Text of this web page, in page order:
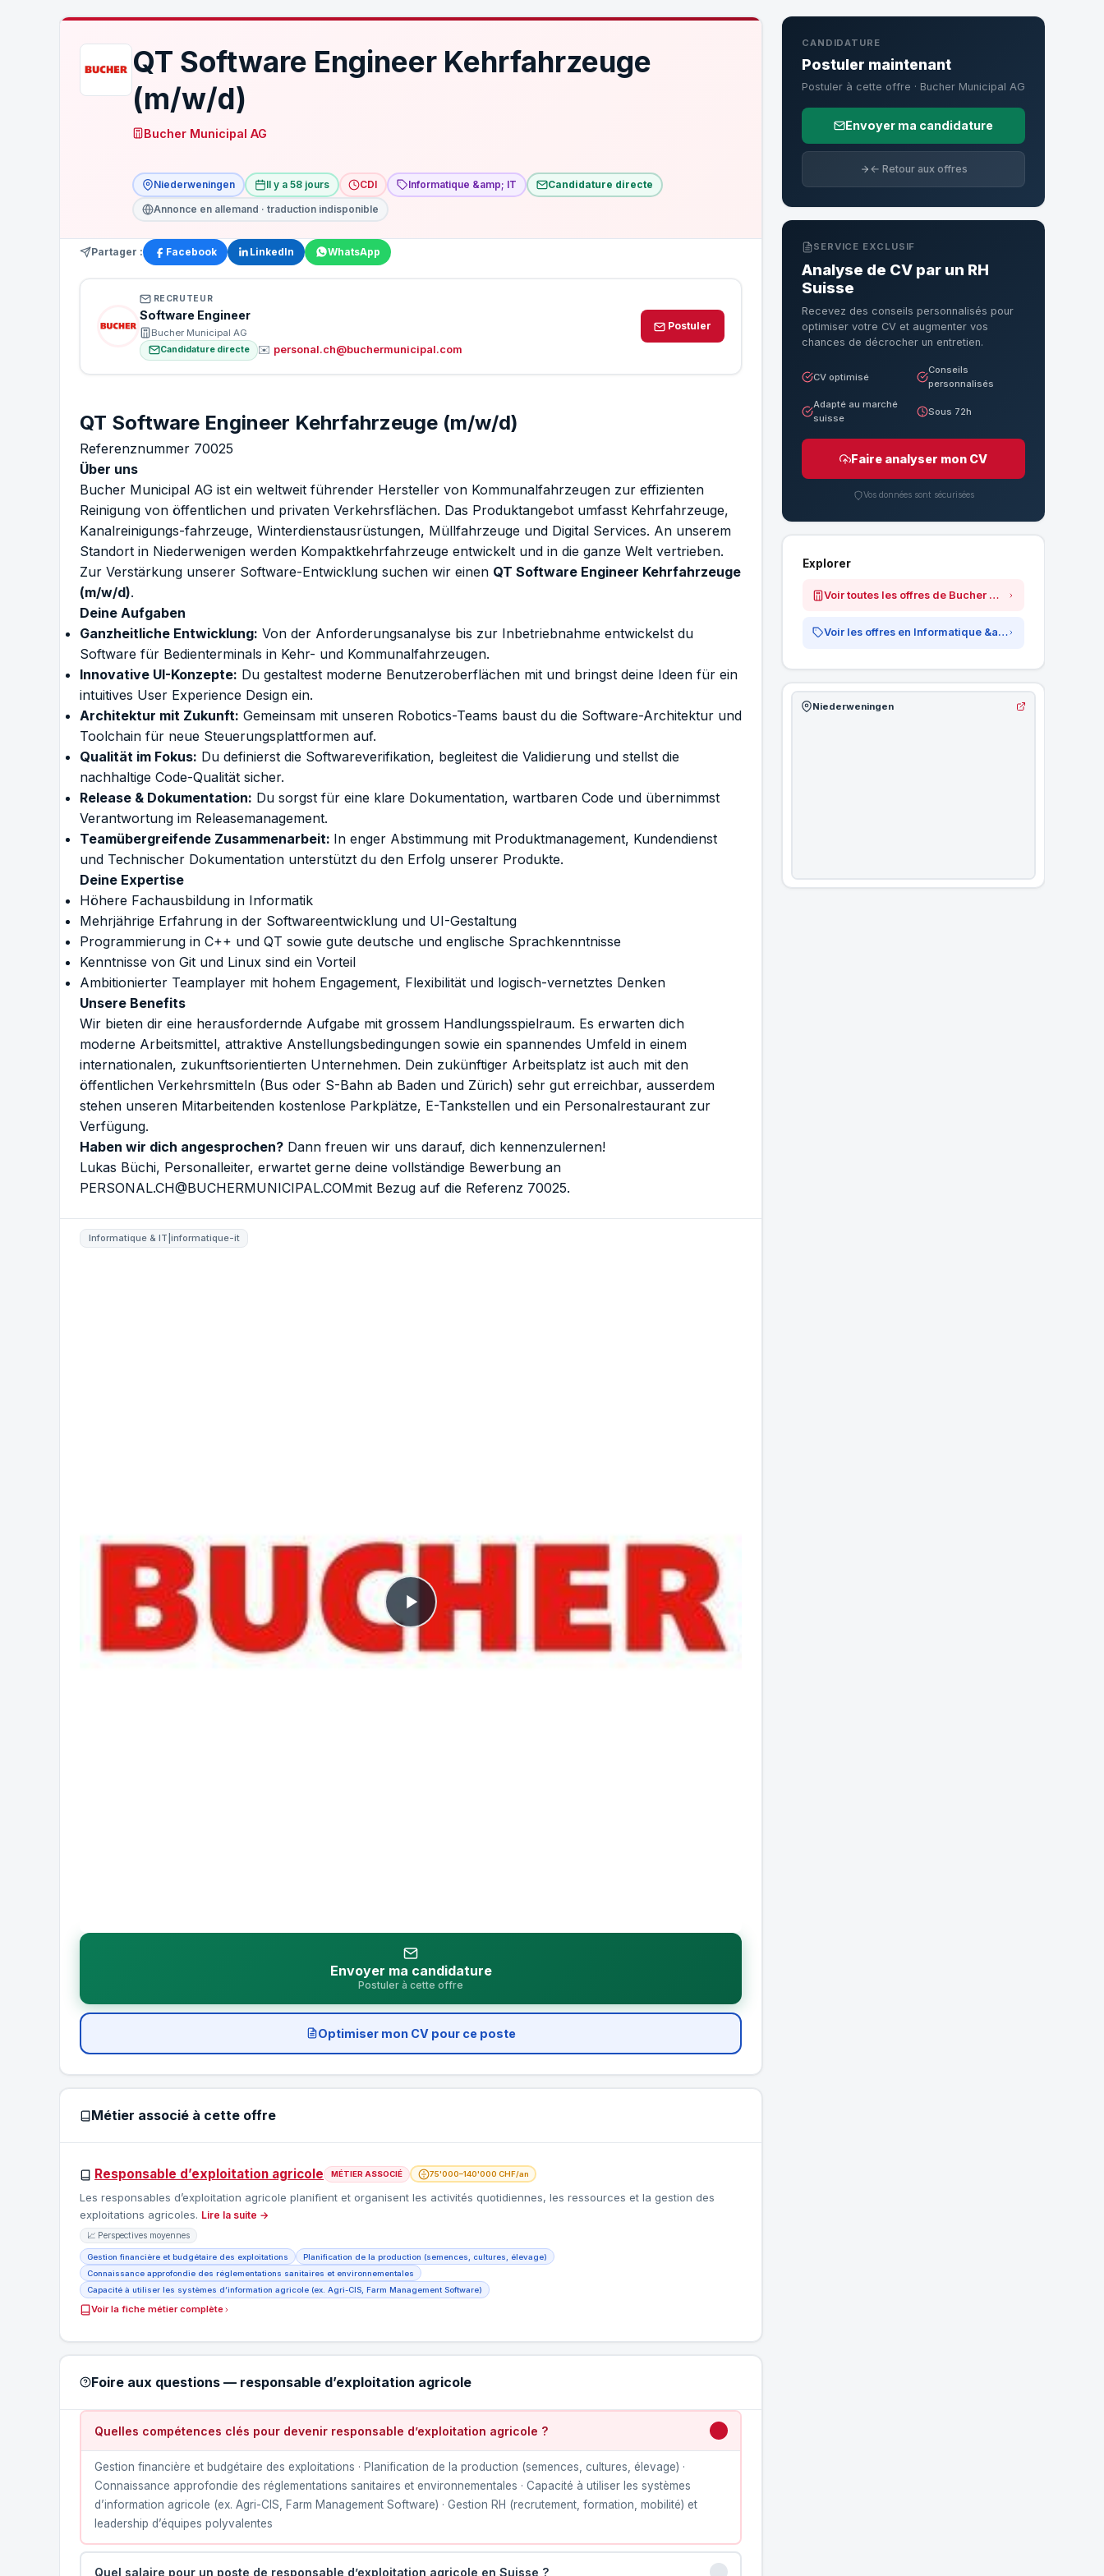
PDF, DOC, DOCX (max 5 Mo)
MESSAGE DE MOTIVATION
Vos données sont protégées · Conformité RGPD
QT Software Engineer Kehrfahrzeuge
(m/w/d)
Bucher Municipal AG
Niederweningen Il y a 58 jours CDI Informatique &amp; IT
Candidature directe
Annonce en allemand · traduction indisponible
Partager : Facebook LinkedIn WhatsApp
RECRUTEUR
Software Engineer
Bucher Municipal AG
Candidature directe ✉️ personal.ch@buchermunicipal.com
Postuler
QT Software Engineer Kehrfahrzeuge (m/w/d)
Referenznummer 70025
Über uns
Bucher Municipal AG ist ein weltweit führender Hersteller von Kommunalfahrzeugen zur effizienten
Reinigung von öffentlichen und privaten Verkehrsflächen. Das Produktangebot umfasst Kehrfahrzeuge,
Kanalreinigungs-fahrzeuge, Winterdienstausrüstungen, Müllfahrzeuge und Digital Services. An unserem
Standort in Niederwenigen werden Kompaktkehrfahrzeuge entwickelt und in die ganze Welt vertrieben.
Zur Verstärkung unserer Software-Entwicklung suchen wir einen QT Software Engineer Kehrfahrzeuge
(m/w/d).
Deine Aufgaben
Ganzheitliche Entwicklung: Von der Anforderungsanalyse bis zur Inbetriebnahme entwickelst du
Software für Bedienterminals in Kehr- und Kommunalfahrzeugen.
Innovative UI-Konzepte: Du gestaltest moderne Benutzeroberflächen mit und bringst deine Ideen für ein
intuitives User Experience Design ein.
Architektur mit Zukunft: Gemeinsam mit unseren Robotics-Teams baust du die Software-Architektur und
Toolchain für neue Steuerungsplattformen auf.
Qualität im Fokus: Du definierst die Softwareverifikation, begleitest die Validierung und stellst die
nachhaltige Code-Qualität sicher.
Release & Dokumentation: Du sorgst für eine klare Dokumentation, wartbaren Code und übernimmst
Verantwortung im Releasemanagement.
Teamübergreifende Zusammenarbeit: In enger Abstimmung mit Produktmanagement, Kundendienst
und Technischer Dokumentation unterstützt du den Erfolg unserer Produkte.
Deine Expertise
Höhere Fachausbildung in Informatik
Mehrjährige Erfahrung in der Softwareentwicklung und UI-Gestaltung
Programmierung in C++ und QT sowie gute deutsche und englische Sprachkenntnisse
Kenntnisse von Git und Linux sind ein Vorteil
Ambitionierter Teamplayer mit hohem Engagement, Flexibilität und logisch-vernetztes Denken
Unsere Benefits
Wir bieten dir eine herausfordernde Aufgabe mit grossem Handlungsspielraum. Es erwarten dich
moderne Arbeitsmittel, attraktive Anstellungsbedingungen sowie ein spannendes Umfeld in einem
internationalen, zukunftsorientierten Unternehmen. Dein zukünftiger Arbeitsplatz ist auch mit den
öffentlichen Verkehrsmitteln (Bus oder S-Bahn ab Baden und Zürich) sehr gut erreichbar, ausserdem
stehen unseren Mitarbeitenden kostenlose Parkplätze, E-Tankstellen und ein Personalrestaurant zur
Verfügung.
Haben wir dich angesprochen? Dann freuen wir uns darauf, dich kennenzulernen!
Lukas Büchi, Personalleiter, erwartet gerne deine vollständige Bewerbung an
PERSONAL.CH@BUCHERMUNICIPAL.COMmit Bezug auf die Referenz 70025.
Informatique & IT|informatique-it
Envoyer ma candidature
Postuler à cette offre
Optimiser mon CV pour ce poste
Métier associé à cette offre
Responsable d’exploitation agricole MÉTIER ASSOCIÉ 75'000–140'000 CHF/an
Les responsables d’exploitation agricole planifient et organisent les activités quotidiennes, les ressources et la gestion des
exploitations agricoles. Lire la suite →
📈 Perspectives moyennes
Gestion financière et budgétaire des exploitations
Planification de la production (semences, cultures, élevage)
Connaissance approfondie des réglementations sanitaires et environnementales
Capacité à utiliser les systèmes d’information agricole (ex. Agri-CIS, Farm Management Software)
Voir la fiche métier complète
Foire aux questions — responsable d’exploitation agricole
Quelles compétences clés pour devenir responsable d’exploitation agricole ?
Gestion financière et budgétaire des exploitations · Planification de la production (semences, cultures, élevage) ·
Connaissance approfondie des réglementations sanitaires et environnementales · Capacité à utiliser les systèmes
d’information agricole (ex. Agri-CIS, Farm Management Software) · Gestion RH (recrutement, formation, mobilité) et
leadership d’équipes polyvalentes
Quel salaire pour un poste de responsable d’exploitation agricole en Suisse ?
CANDIDATURE
Postuler maintenant
Postuler à cette offre · Bucher Municipal AG
Envoyer ma candidature
← Retour aux offres
SERVICE EXCLUSIF
Analyse de CV par un RH
Suisse
Recevez des conseils personnalisés pour
optimiser votre CV et augmenter vos
chances de décrocher un entretien.
CV optimisé
Conseils
personnalisés
Adapté au marché
suisse
Sous 72h
Faire analyser mon CV
Vos données sont sécurisées
Explorer
Voir toutes les offres de Bucher Municipal AG
Voir les offres en Informatique &amp; IT
Niederweningen